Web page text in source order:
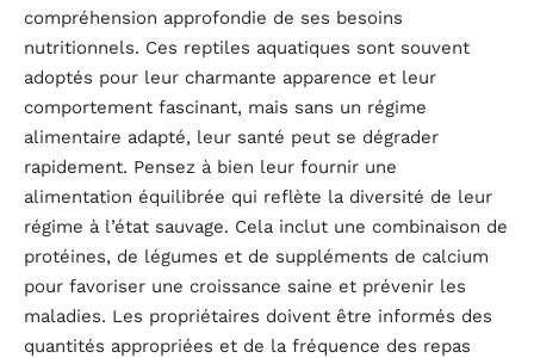
compréhension approfondie de ses besoins
nutritionnels. Ces reptiles aquatiques sont souvent
adoptés pour leur charmante apparence et leur
comportement fascinant, mais sans un régime
alimentaire adapté, leur santé peut se dégrader
rapidement. Pensez à bien leur fournir une
alimentation équilibrée qui reflète la diversité de leur
régime à l’état sauvage. Cela inclut une combinaison de
protéines, de légumes et de suppléments de calcium
pour favoriser une croissance saine et prévenir les
maladies. Les propriétaires doivent être informés des
quantités appropriées et de la fréquence des repas